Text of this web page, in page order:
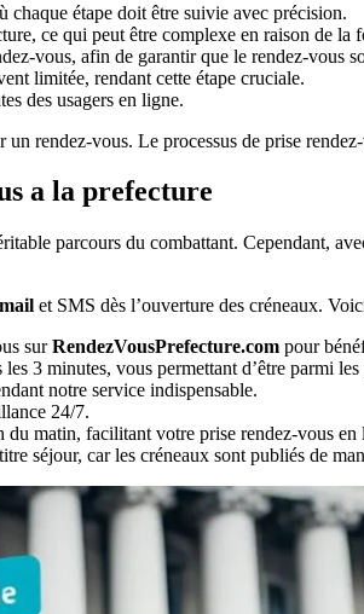
chaque étape doit être suivie avec précision.
ce qui peut être complexe en raison de la
vous, afin de garantir que le rendez-vous
limitée, rendant cette étape cruciale.
des usagers en ligne.
rendez-vous. Le processus de prise
a la prefecture
parcours du combattant. Cependant,
et SMS dès l’ouverture des créneaux.
surRendezVousPrefecture.com pour
3 minutes, vous permettant d’être parmi
notre service indispensable.
24/7.
du matin, facilitant votre prise rendez-vous en
séjour, car les créneaux sont publiés de